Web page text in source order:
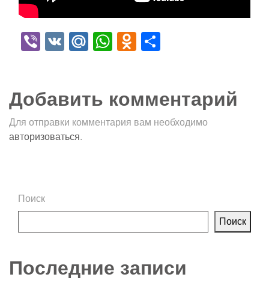
Viber
VK Mail.Ru
WhatsApp
Odnoklassniki
Добавить комментарий
Для отправки комментария вам необходимо
авторизоваться.
Поиск
Поиск
Последние записи